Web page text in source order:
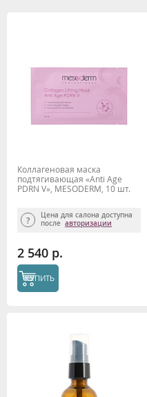
Коллагеновая маска
подтягивающая «Anti Age
PDRN V», MESODERM, 10 шт.
Цена для салона доступна
после авторизации
2 540 р.
КУПИТЬ